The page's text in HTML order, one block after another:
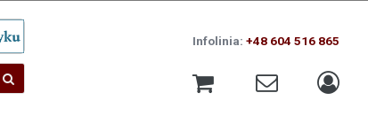
Infolinia:+48 604 516 865